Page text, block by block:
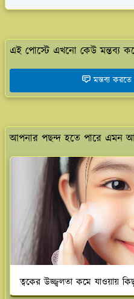
এই পোস্টে এখনো কেউ মন্তব্য
মন্তব্য
আপনার পছন্দ হতে পারে এমন
ত্বকের উজ্জ্বলতা কমে যাওয়ায়